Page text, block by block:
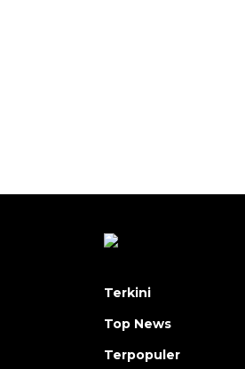
Terkini
Top News
Terpopuler